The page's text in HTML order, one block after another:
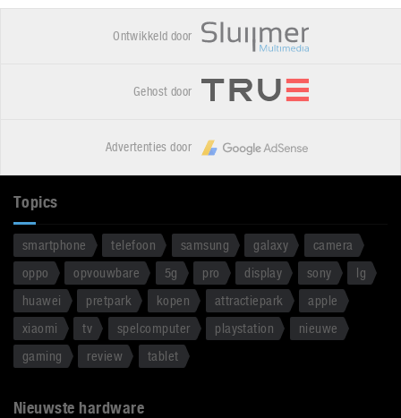
Ontwikkeld door
Gehost door
Advertenties door
Topics
smartphone telefoon samsung galaxy
camera
oppo
opvouwbare 5g pro display sony
lg
huawei
pretpark kopen attractiepark
apple
xiaomi
tv spelcomputer playstation
nieuwe
gaming
review tablet
Nieuwste hardware